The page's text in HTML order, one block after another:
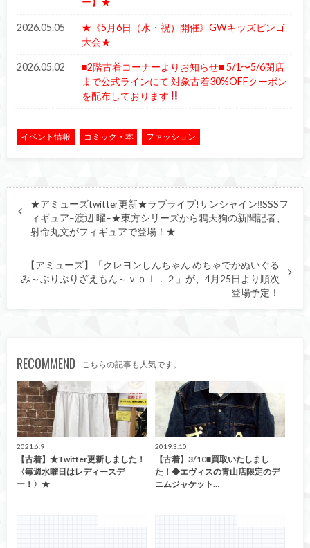
2026.05.05
★《5月6日（水・祝）開催》GWキッズビンゴ
大会★
2026.05.02
■2階古着コーナーよりお知らせ■ 5/1〜5/6閉店
まで公式ラインにて 対象古着30%OFFクーポン
を配布しております
イベント情報 コミック・本 ファッション
★アミューズtwitter更新★ラブライブ!サンシャイン‼︎SSSフ
ィギュア–渡辺 曜–★東方シリーズから鴉天狗の新聞記者、
射命丸文がフィギュアで登場！★
【アミューズ】「クレヨンしんちゃん めちゃでかぬいぐる
み～ぶりぶりざえもん～ｖｏｌ．２」が、4月25日より順次
登場予定！
RECOMMEND こちらの記事も人気です。
2021.6.9
【古着】★Twitter更新しました！
〈毎週水曜日はレディースデ
ー！〉★
2019.3.10
【古着】3/10■買取いたしまし
た！◆エヴィスの青山店限定のデ
ニムジャケット…